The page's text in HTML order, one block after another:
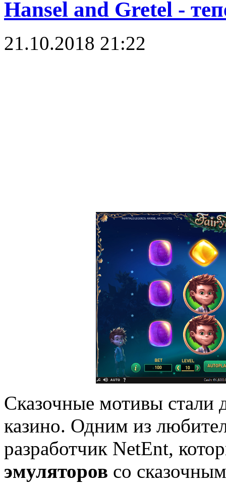
Hansel and Gretel -
21.10.2018 21:22
Сказочные мотивы стали
казино. Одним из
разработчик NetEnt,
эмуляторов со